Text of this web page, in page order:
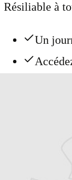
Résiliable à
Un